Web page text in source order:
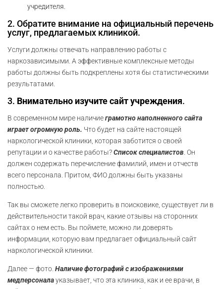
учредителя.
2. Обратите внимание на официальный перечень
услуг, предлагаемых клиникой.
Услуги должны отвечать направлению работы с
наркозависимыми. А эффективные комплексные методы
работы должны быть подкреплены хотя бы статистическими
результатами.
3. Внимательно изучите сайт учреждения.
В современном мире наличиеграмотно наполненного сайта
играет огромную роль. Что будет на сайте настоящей
наркологической клиники, которая заботится о своей
репутации и о качестве работы?Список специалистов. Он
должен содержать перечисление фамилий, имен и отчеств
всего персонала. Притом, ФИО должны быть указаны
полностью.
Так вы сможете легко проверить в поисковике, существует ли в
действительности такой врач, какие отзывы на сторонних
сайтах о нем есть. Вы поймете, можно ли доверять
информации, которую вам предлагает официальный сайт
наркологической клиники.
Далее — фото. Наличие фотографий с изображениями
медперсоналауказывает, что эта клиника, как и ее врачи, в